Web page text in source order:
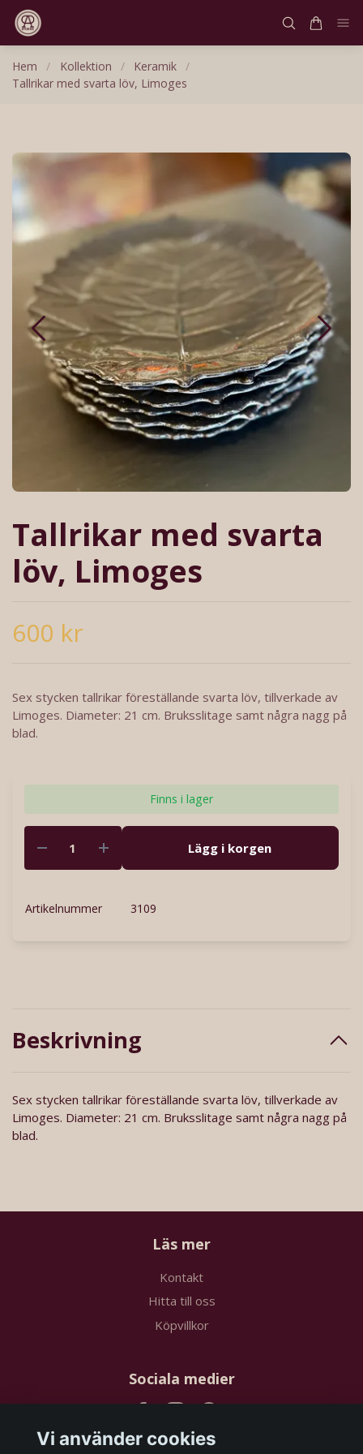
Hem / Kollektion / Keramik /
Tallrikar med svarta löv, Limoges
Tallrikar med svarta
löv, Limoges
600 kr
Sex stycken tallrikar föreställande svarta löv, tillverkade av
Limoges. Diameter: 21 cm. Bruksslitage samt några nagg på
blad.
Finns i lager
Lägg i korgen
Artikelnummer 3109
Beskrivning
Sex stycken tallrikar föreställande svarta löv, tillverkade av
Limoges. Diameter: 21 cm. Bruksslitage samt några nagg på
blad.
Läs mer
Kontakt
Hitta till oss
Köpvillkor
Sociala medier
Vi använder cookies